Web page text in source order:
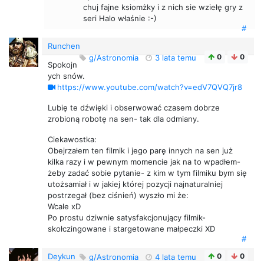
chuj fajne ksiomżky i z nich sie wziełę gry z
seri Halo właśnie :-)
#
Runchen
g/Astronomia
3 lata temu 0 0
Spokojn
ych snów.
https://www.youtube.com/watch?v=edV7QVQ7jr8
Lubię te dźwięki i obserwować czasem dobrze
zrobioną robotę na sen- tak dla odmiany.
Ciekawostka:
Obejrzałem ten filmik i jego parę innych na sen już
kilka razy i w pewnym momencie jak na to wpadłem-
żeby zadać sobie pytanie- z kim w tym filmiku bym się
utożsamiał i w jakiej której pozycji najnaturalniej
postrzegał (bez ciśnień) wyszło mi że:
Wcale xD
Po prostu dziwnie satysfakcjonujący filmik-
skołczingowane i stargetowane małpeczki XD
#
Deykun
g/Astronomia 4 lata temu 0 0